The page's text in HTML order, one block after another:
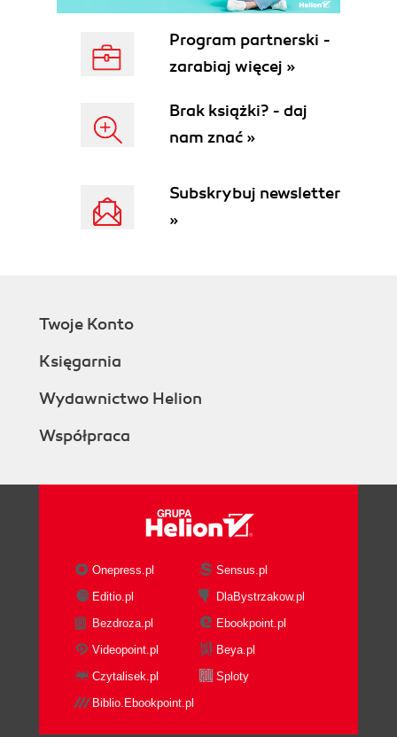
Rozdział 44. Sprawniejsze zarządzanie
Rozdział 45. Przemysł otwartego bezpieczeństwa
Rozdział 46. Naukowcy (259)
Rozdział 47. Zamki elektroniczne (263)
Skorowidz (269)
Program partnerski -
zarabiaj więcej »
Brak książki? - daj
nam znać »
Subskrybuj newsletter
»
Twoje Konto
Księgarnia
Wydawnictwo Helion
Współpraca
Onepress.pl
Sensus.pl
Editio.pl
DlaBystrzakow.pl
Bezdroza.pl
Ebookpoint.pl
Videopoint.pl
Beya.pl
Czytalisek.pl
Sploty
Biblio.Ebookpoint.pl